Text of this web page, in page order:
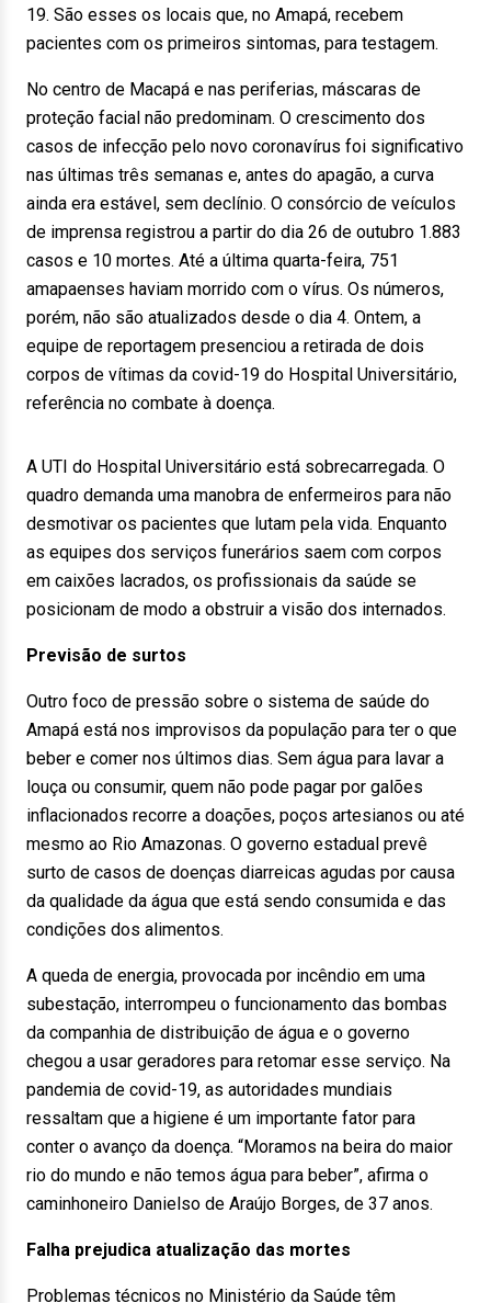
19. São esses os locais que, no Amapá, recebem
pacientes com os primeiros sintomas, para testagem.
No centro de Macapá e nas periferias, máscaras de
proteção facial não predominam. O crescimento dos
casos de infecção pelo novo coronavírus foi significativo
nas últimas três semanas e, antes do apagão, a curva
ainda era estável, sem declínio. O consórcio de veículos
de imprensa registrou a partir do dia 26 de outubro 1.883
casos e 10 mortes. Até a última quarta-feira, 751
amapaenses haviam morrido com o vírus. Os números,
porém, não são atualizados desde o dia 4. Ontem, a
equipe de reportagem presenciou a retirada de dois
corpos de vítimas da covid-19 do Hospital Universitário,
referência no combate à doença.
A UTI do Hospital Universitário está sobrecarregada. O
quadro demanda uma manobra de enfermeiros para não
desmotivar os pacientes que lutam pela vida. Enquanto
as equipes dos serviços funerários saem com corpos
em caixões lacrados, os profissionais da saúde se
posicionam de modo a obstruir a visão dos internados.
Previsão de surtos
Outro foco de pressão sobre o sistema de saúde do
Amapá está nos improvisos da população para ter o que
beber e comer nos últimos dias. Sem água para lavar a
louça ou consumir, quem não pode pagar por galões
inflacionados recorre a doações, poços artesianos ou até
mesmo ao Rio Amazonas. O governo estadual prevê
surto de casos de doenças diarreicas agudas por causa
da qualidade da água que está sendo consumida e das
condições dos alimentos.
A queda de energia, provocada por incêndio em uma
subestação, interrompeu o funcionamento das bombas
da companhia de distribuição de água e o governo
chegou a usar geradores para retomar esse serviço. Na
pandemia de covid-19, as autoridades mundiais
ressaltam que a higiene é um importante fator para
conter o avanço da doença. “Moramos na beira do maior
rio do mundo e não temos água para beber”, afirma o
caminhoneiro Danielso de Araújo Borges, de 37 anos.
Falha prejudica atualização das mortes
Problemas técnicos no Ministério da Saúde têm